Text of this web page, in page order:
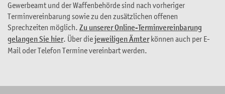
Gewerbeamt und der Waffenbehörde sind nach vorheriger
Terminvereinbarung sowie zu den zusätzlichen offenen
Sprechzeiten möglich. Zu unserer Online-Terminvereinbarung
gelangen Sie hier. Über diejeweiligen Ämterkönnen auch per E-
Mail oder Telefon Termine vereinbart werden.